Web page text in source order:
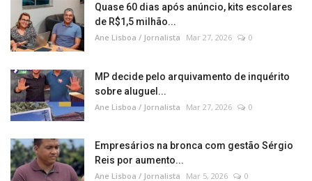
Quase 60 dias após anúncio, kits escolares
de R$1,5 milhão...
Ane Lisboa / Jornalista Mar 27, 2026 0
MP decide pelo arquivamento de inquérito
sobre aluguel...
Ane Lisboa / Jornalista Mar 27, 2026 0
Empresários na bronca com gestão Sérgio
Reis por aumento...
Ane Lisboa / Jornalista Mar 5, 2026 0